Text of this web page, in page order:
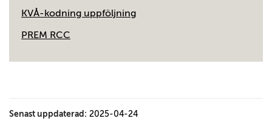
KVÅ-kodning uppföljning
PREM RCC
Senast uppdaterad: 2025-04-24